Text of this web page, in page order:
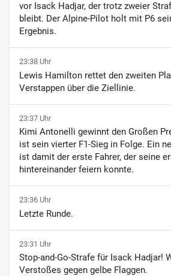
vor Isack Hadjar, der trotz zweier
bleibt. Der Alpine-Pilot holt mit P6
Ergebnis.
23:38 Uhr
Lewis Hamilton rettet den zweiten
Verstappen über die Ziellinie.
23:37 Uhr
Kimi Antonelli gewinnt den Großen
ist sein vierter F1-Sieg in Folge. Ein
ist damit der erste Fahrer, der seine
hintereinander feiern konnte.
23:36 Uhr
Letzte Runde.
23:31 Uhr
Stop-and-Go-Strafe für Isack Hadjar!
Verstoßes gegen gelbe Flaggen.